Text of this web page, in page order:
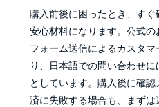
購入前後に困ったとき、す
安心材料になります。公式の
フォーム送信によるカスタ
り、日本語での問い合わせ
としています。購入後に確
済に失敗する場合も、まず